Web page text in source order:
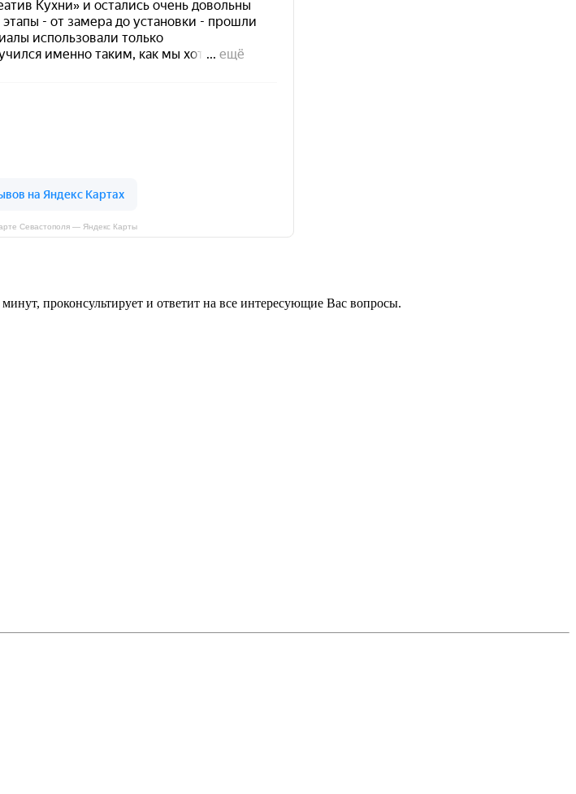
Севастополя — Яндекс Карты
проконсультирует и ответит на все интересующие Вас вопросы.